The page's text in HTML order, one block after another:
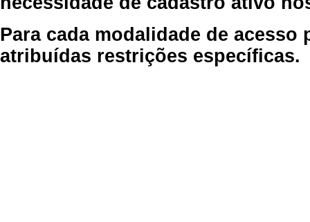
Para cada modalidade de
atribuídas restrições específicas.